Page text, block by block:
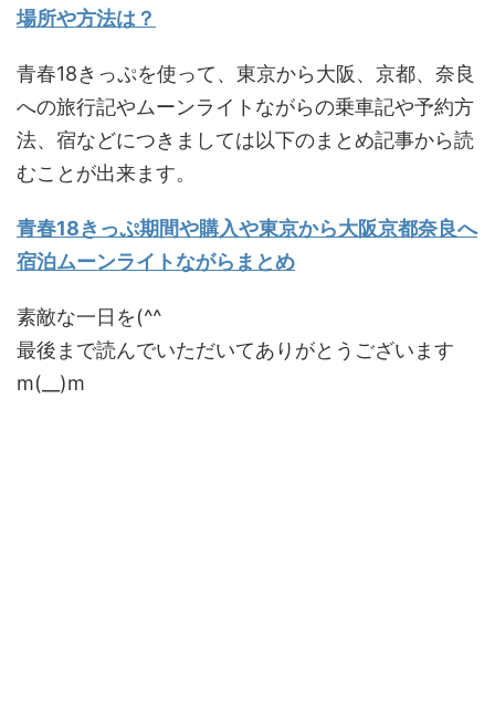
場所や方法は？
青春18きっぷを使って、東京から大阪、京都、奈良
への旅行記やムーンライトながらの乗車記や予約方
法、宿などにつきましては以下のまとめ記事から読
むことが出来ます。
青春18きっぷ期間や購入や東京から大阪京都奈良へ
宿泊ムーンライトながらまとめ
素敵な一日を(^^
最後まで読んでいただいてありがとうございます
m(__)m